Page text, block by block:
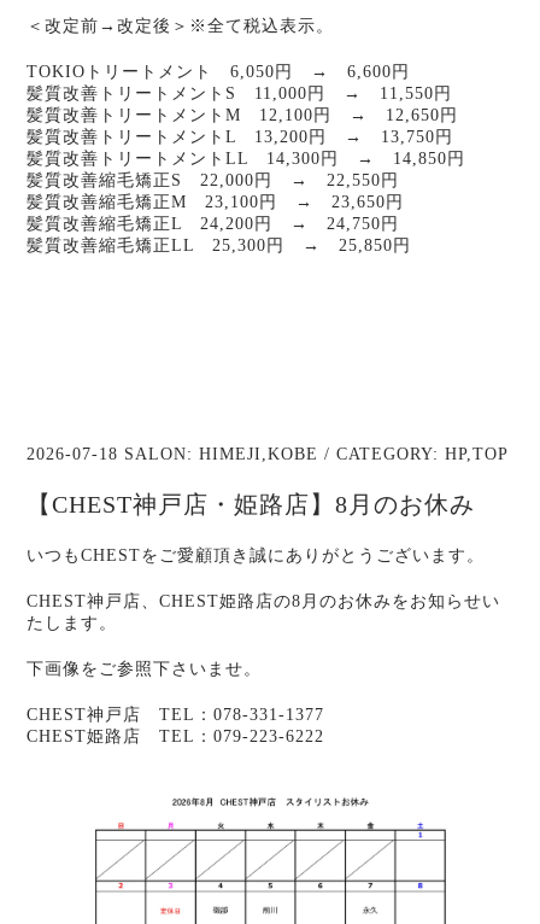
＜改定前→改定後＞※全て税込表示。
TOKIOトリートメント 6,050円 → 6,600円
髪質改善トリートメントS 11,000円 → 11,550円
髪質改善トリートメントM 12,100円 → 12,650円
髪質改善トリートメントL 13,200円 → 13,750円
髪質改善トリートメントLL 14,300円 → 14,850円
髪質改善縮毛矯正S 22,000円 → 22,550円
髪質改善縮毛矯正M 23,100円 → 23,650円
髪質改善縮毛矯正L 24,200円 → 24,750円
髪質改善縮毛矯正LL 25,300円 → 25,850円
2026-07-18 SALON:HIMEJI ,KOBE / CATEGORY:HP,TOP
【CHEST神戸店・姫路店】8月のお休み
いつもCHESTをご愛顧頂き誠にありがとうございます。
CHEST神戸店、CHEST姫路店の8月のお休みをお知らせい
たします。
下画像をご参照下さいませ。
CHEST神戸店 TEL：078-331-1377
CHEST姫路店 TEL：079-223-6222